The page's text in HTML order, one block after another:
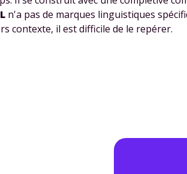
n'a pas de marques linguistiques
contexte, il est difficile de le repérer.
vos